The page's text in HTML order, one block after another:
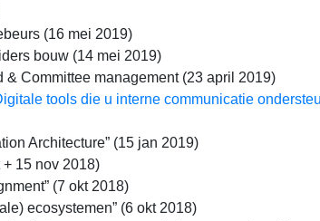
(16 mei 2019)
bouw (14 mei 2019)
& Committee management (23 april 2019)
tools die u interne communicatie
Architecture” (15 jan 2019)
+ 15 nov 2018)
(7 okt 2018)
ecosystemen” (6 okt 2018)